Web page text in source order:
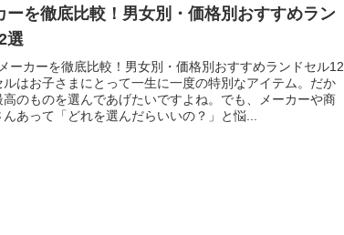
ーを徹底比較！男女別・価格別おすすめラン
選
メーカーを徹底比較！男女別・価格別おすすめランドセル12
ルはお子さまにとって一生に一度の特別なアイテム。だか
高のものを選んであげたいですよね。でも、メーカーや商
んあって「どれを選んだらいいの？」と悩...